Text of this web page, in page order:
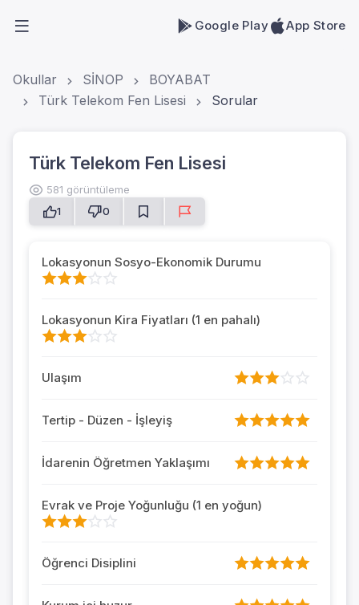
Google Play App Store
Okullar SİNOP
BOYABAT
Türk Telekom Fen Lisesi
Sorular
Türk Telekom Fen Lisesi
581 görüntüleme
1
0
Lokasyonun Sosyo-Ekonomik Durumu
Lokasyonun Kira Fiyatları (1 en pahalı)
Ulaşım
Tertip - Düzen - İşleyiş
İdarenin Öğretmen Yaklaşımı
Evrak ve Proje Yoğunluğu (1 en yoğun)
Öğrenci Disiplini